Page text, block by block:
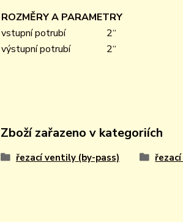
ROZMĚRY A PARAMETRY
vstupní potrubí
2“
výstupní potrubí
2“
Zboží zařazeno v kategoriích
řezací ventily (by-pass)